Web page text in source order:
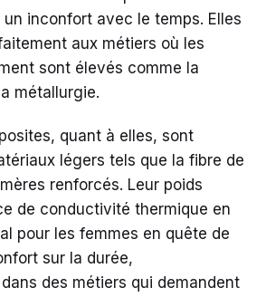
inconfort avec le temps. Elles
aux métiers où les
sont élevés comme la
métallurgie.
quant à elles, sont
légers tels que la fibre de
renforcés. Leur poids
de conductivité thermique en
pour les femmes en quête de
sur la durée,
des métiers qui demandent